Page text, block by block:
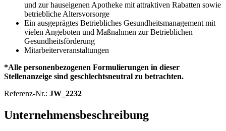
und zur hauseigenen Apotheke mit attraktiven Rabatten sowie
betriebliche Altersvorsorge
Ein ausgeprägtes Betriebliches Gesundheitsmanagement mit
vielen Angeboten und Maßnahmen zur Betrieblichen
Gesundheitsförderung
Mitarbeiterveranstaltungen
*Alle personenbezogenen Formulierungen in dieser
Stellenanzeige sind geschlechtsneutral zu betrachten.
Referenz-Nr.: JW_2232
Unternehmensbeschreibung